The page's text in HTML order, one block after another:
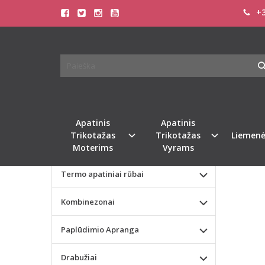
Apatinis
Trikotažas
Moterims
Apatinis
Trikotažas
Vyrams
Valentino dienos dovana
Liemenėlės
Termo apatiniai rūbai
Kombinezonai
Paplūdimio Apranga
Drabužiai